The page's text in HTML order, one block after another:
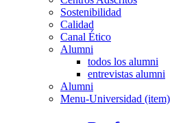
Sostenibilidad
Calidad
Canal Ético
Alumni
todos los alumni
entrevistas alumni
Alumni
Menu-Universidad (item)